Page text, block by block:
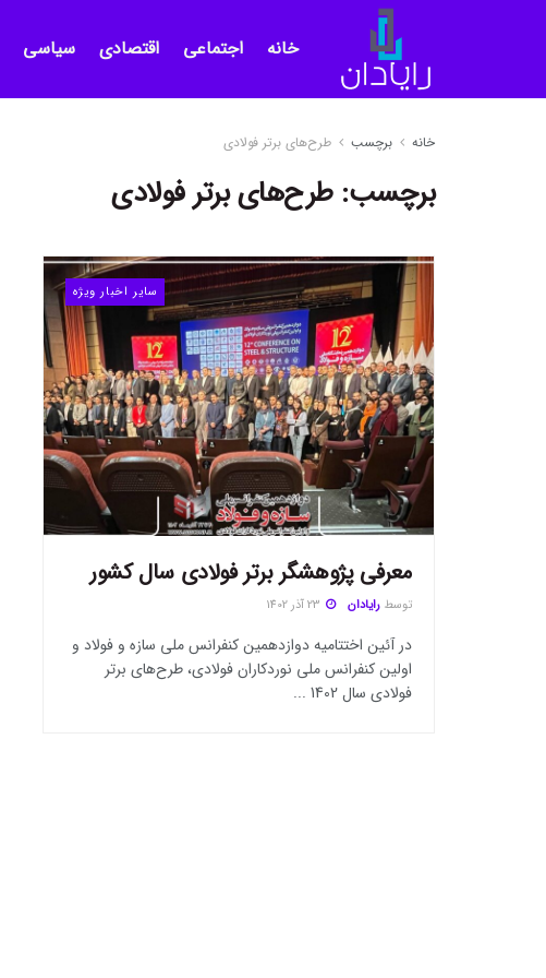
خانه اجتماعی اقتصادی سیاسی
خانه برچسب طرح‌های برتر فولادی
برچسب:طرح‌های برتر فولادی
سایر اخبار ویژه
معرفی پژوهشگر برتر فولادی سال کشور
توسط رایادان
در آئین اختتامیه دوازدهمین کنفرانس ملی سازه و فولاد و
اولین کنفرانس ملی نوردکاران فولادی، طرح‌های برتر
فولادی سال 1402 ...